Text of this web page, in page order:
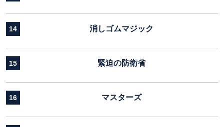
14 消しゴムマジック
15 緊迫の防衛省
16 マスターズ